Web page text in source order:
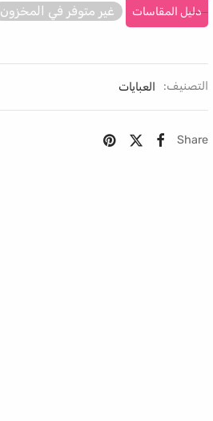
دليل المقاسات غير متوفر في المخزون
التصنيف: العبايات
Share